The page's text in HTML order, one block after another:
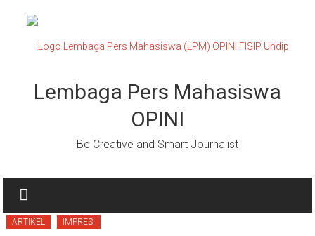
Lembaga Pers Mahasiswa
OPINI
Be Creative and Smart Journalist
ARTIKEL IMPRESI